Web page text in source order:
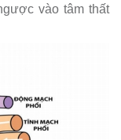
vào tâm thất